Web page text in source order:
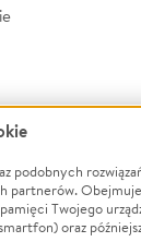
podobnych
partnerów.
Twojego
oraz